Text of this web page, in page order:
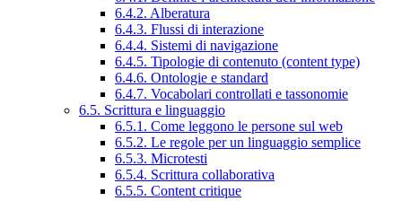
6.4.2. Alberatura
6.4.3. Flussi di interazione
6.4.4. Sistemi di navigazione
6.4.5. Tipologie di contenuto (content type)
6.4.6. Ontologie e standard
6.4.7. Vocabolari controllati e tassonomie
6.5. Scrittura e linguaggio
6.5.1. Come leggono le persone sul web
6.5.2. Le regole per un linguaggio semplice
6.5.3. Microtesti
6.5.4. Scrittura collaborativa
6.5.5. Content critique